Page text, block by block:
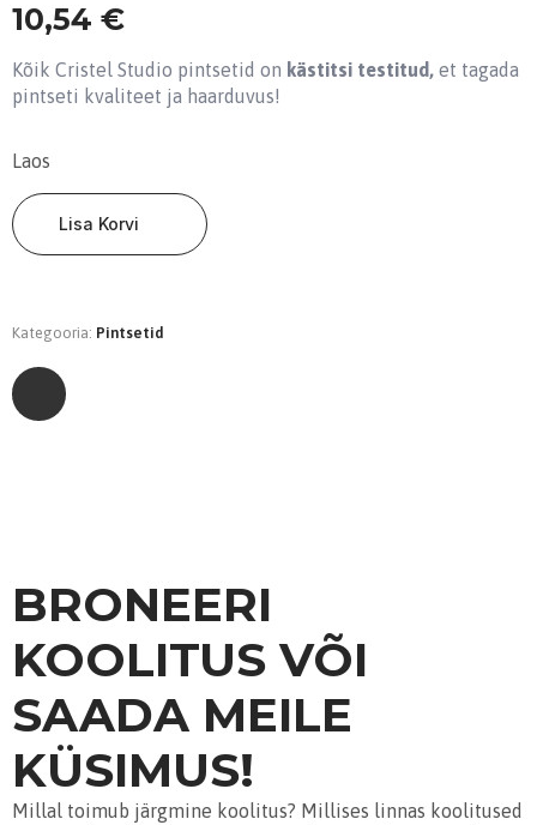
10,54 €
Kõik Cristel Studio pintsetid on kästitsi testitud, et tagada
pintseti kvaliteet ja haarduvus!
Laos
Curved
pintsetid
kogusLisa Korvi
Kategooria: Pintsetid
BRONEERI
KOOLITUS VÕI
SAADA MEILE
KÜSIMUS!
Millal toimub järgmine koolitus? Millises linnas koolitused